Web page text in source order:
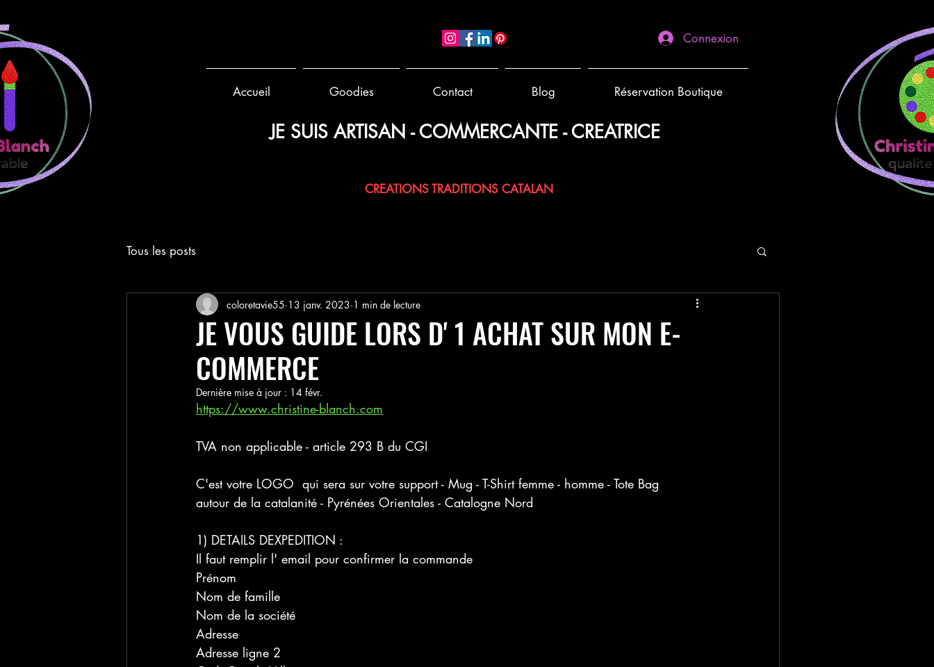
Connexion
Accueil Goodies Contact Blog Réservation Boutique
JE SUIS ARTISAN - COMMERCANTE - CREATRICE
CREATIONS TRADITIONS CATALAN
Tous les posts
JE VOUS GUIDE LORS D' 1 ACHAT SUR MON E-
COMMERCE
coloretavie55 13 janv. 2023 1 min de lecture
Dernière mise à jour : 14 févr.
https://www.christine-blanch.com
TVA non applicable - article 293 B du CGI
C'est votre LOGO  qui sera sur votre support - Mug - T-Shirt femme - homme - Tote Bag
autour de la catalanité - Pyrénées Orientales - Catalogne Nord
1) DETAILS DEXPEDITION :
Il faut remplir l' email pour confirmer la commande
Prénom
Nom de famille
Nom de la société
Adresse
Adresse ligne 2